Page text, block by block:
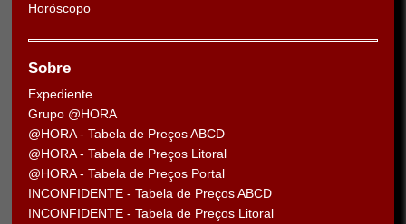
Horóscopo
Sobre
Expediente
Grupo @HORA
@HORA - Tabela de Preços ABCD
@HORA - Tabela de Preços Litoral
@HORA - Tabela de Preços Portal
INCONFIDENTE - Tabela de Preços ABCD
INCONFIDENTE - Tabela de Preços Litoral